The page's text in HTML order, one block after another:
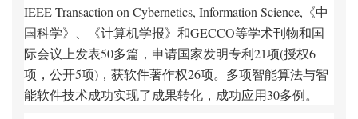
IEEE Transaction on Cybernetics, Information Science,《中
国科学》、《计算机学报》和GECCO等学术刊物和国
际会议上发表50多篇，申请国家发明专利21项(授权6
项，公开5项)，获软件著作权26项。多项智能算法与智
能软件技术成功实现了成果转化，成功应用30多例。